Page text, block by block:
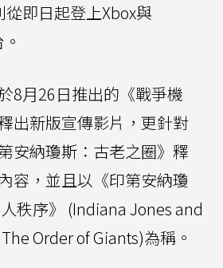
從即日起登上Xbox與
8月26日推出的《戰爭機
出新版宣傳影片，更針對
安納瓊斯：古老之圈》釋
容，並且以《印第安納瓊
秩序》 (Indiana Jones and
Order of Giants)為稱。